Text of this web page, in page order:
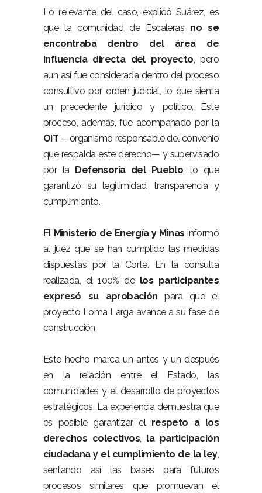
Lo relevante del caso, explicó Suárez, es
que la comunidad de Escaleras no se
encontraba dentro del área de
influencia directa del proyecto , pero
aun así fue considerada dentro del proceso
consultivo por orden judicial, lo que sienta
un precedente jurídico y político. Este
proceso, además, fue acompañado por la
OIT —organismo responsable del convenio
que respalda este derecho— y supervisado
por la Defensoría del Pueblo , lo que
garantizó su legitimidad, transparencia y
cumplimiento.
El Ministerio de Energía y Minas informó
al juez que se han cumplido las medidas
dispuestas por la Corte. En la consulta
realizada, el 100% de los participantes
expresó su aprobación para que el
proyecto Loma Larga avance a su fase de
construcción.
Este hecho marca un antes y un después
en la relación entre el Estado, las
comunidades y el desarrollo de proyectos
estratégicos. La experiencia demuestra que
es posible garantizar el respeto a los
derechos colectivos
la participación
ciudadana y el cumplimiento de la ley,
sentando así las bases para futuros
procesos similares que promuevan el